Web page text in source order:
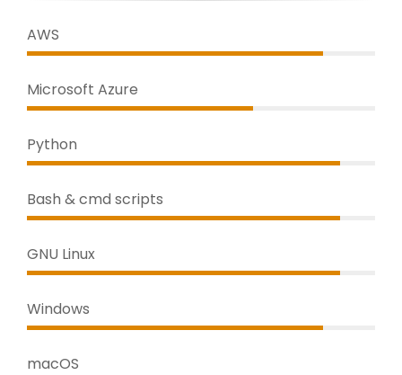
AWS
Microsoft Azure
Python
Bash & cmd scripts
GNU Linux
Windows
macOS